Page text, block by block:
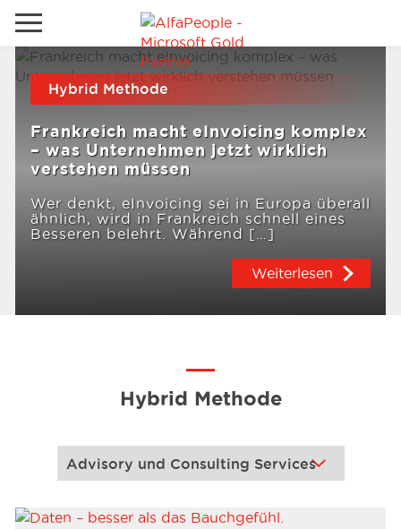
Hybrid Methode
Frankreich macht eInvoicing komplex
– was Unternehmen jetzt wirklich
verstehen müssen
Wer denkt, eInvoicing sei in Europa überall
ähnlich, wird in Frankreich schnell eines
Besseren belehrt. Während […]
Weiterlesen
Hybrid Methode
Lösungen
Kunden
Events
Ressourcen
Lokale Website
Global
China
Kanada
Naher Osten